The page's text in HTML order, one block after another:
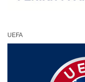
UEFA